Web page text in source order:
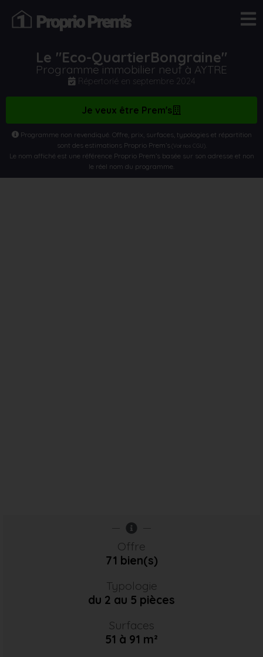
Le "Eco-QuartierBongraine"
Programme immobilier neuf à AYTRE
Répertorié en septembre 2024
Je veux être Prem's
Programme non revendiqué. Offre, prix, surfaces, typologies et répartition
sont des estimations Proprio Prem’s(Voir nos CGU)
Le nom affiché est une référence Proprio Prem’s basée sur son adresse et non
le réel nom du programme.
Offre
71 bien(s)
Typologie
du 2 au 5 pièces
Surfaces
51 à 91 m²